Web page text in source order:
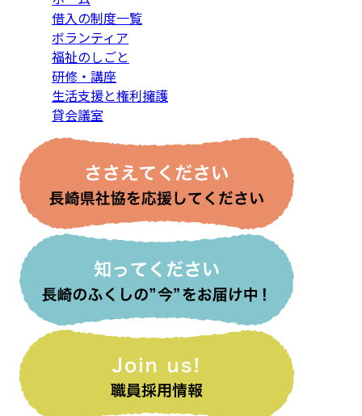
借入の制度一覧
ボランティア
福祉のしごと
研修・講座
生活支援と権利擁護
貸会議室